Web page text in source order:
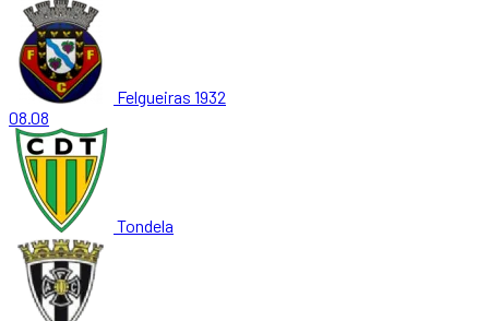
Felgueiras 1932
08.08
Tondela